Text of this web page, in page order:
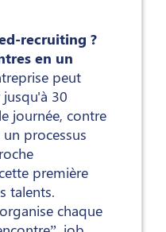
recruiting ?
en un
peut
30
journée, contre
processus
première
talents.
chaque